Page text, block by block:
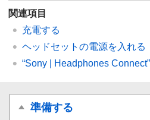
関連項目
充電する
ヘッドセットの電源を入れる
“Sony | Headphones Connect
準備する